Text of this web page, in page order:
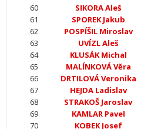
60
SIKORA Aleš
61
SPOREK Jakub
62
POSPÍŠIL Miroslav
63
UVÍZL Aleš
64
KLUSÁK Michal
65
MALÍNKOVÁ Věra
66
DRTILOVÁ Veronika
67
HEJDA Ladislav
68
STRAKOŠ Jaroslav
69
KAMLAR Pavel
70
KOBEK Josef